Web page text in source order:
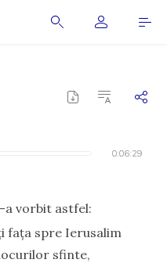
0:06:29
0:06:29
a vorbit astfel:
faţa spre Ierusalim
sfinte,